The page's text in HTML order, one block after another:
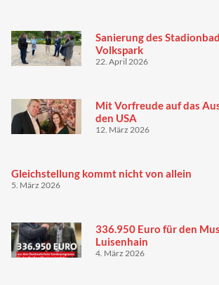
Sanierung des
Volkspark
22. April 2026
Mit Vorfreude auf das
den USA
12. März 2026
Gleichstellung kommt nicht von allein
5. März 2026
336.950 Euro für den
Luisenhain
4. März 2026